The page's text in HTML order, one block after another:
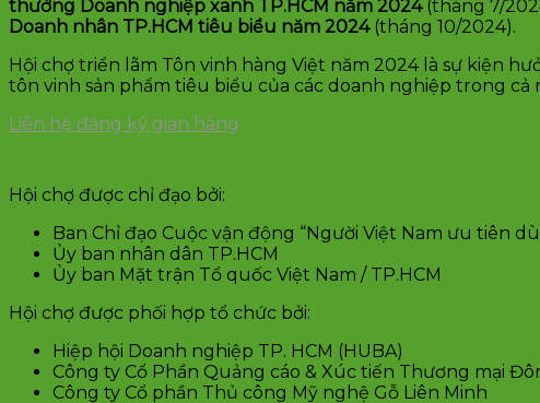
thưởng Doanh nghiệp xanh TP.HCM năm 2024(tháng 7/
Doanh nhân TP.HCM tiêu biểu năm 2024(tháng 10/2024).
Hội chợ triển lãm Tôn vinh hàng Việt năm 2024 là sự kiện
tôn vinh sản phẩm tiêu biểu của các doanh nghiệp trong cả
Liên hệ đăng ký gian hàng
Hội chợ được chỉ đạo bởi:
Ban Chỉ đạo Cuộc vận động “Người Việt Nam ưu tiên
Ủy ban nhân dân TP.HCM
Ủy ban Mặt trận Tổ quốc Việt Nam / TP.HCM
Hội chợ được phối hợp tổ chức bởi:
Hiệp hội Doanh nghiệp TP. HCM (HUBA)
Công ty Cổ Phần Quảng cáo & Xúc tiến Thương mại
Công ty Cổ phần Thủ công Mỹ nghệ Gỗ Liên Minh